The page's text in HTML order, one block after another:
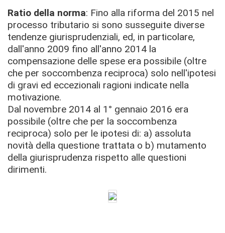
Ratio della norma: Fino alla riforma del 2015 nel
processo tributario si sono susseguite diverse
tendenze giurisprudenziali, ed, in particolare,
dall'anno 2009 fino all'anno 2014 la
compensazione delle spese era possibile (oltre
che per soccombenza reciproca) solo nell'ipotesi
di gravi ed eccezionali ragioni indicate nella
motivazione.
Dal novembre 2014 al 1° gennaio 2016 era
possibile (oltre che per la soccombenza
reciproca) solo per le ipotesi di: a) assoluta
novità della questione trattata o b) mutamento
della giurisprudenza rispetto alle questioni
dirimenti.